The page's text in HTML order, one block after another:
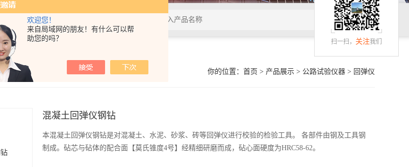
欢迎您！
来自局域网的朋友！有什么可以帮
助您的吗？
你的位置： 首页 > 产品展示> 公路试验仪器> 回弹仪
混凝土回弹仪钢钻
本混凝土回弹仪钢钻是对混凝土、水泥、砂浆、砖等回弹仪进行校验的检验工具。 各部件由钢及工具钢
制成。砧芯与砧体的配合面【莫氏锥度4号】经精细研磨而成，砧心面硬度为HRC58-62。
扫一扫， 关注我们